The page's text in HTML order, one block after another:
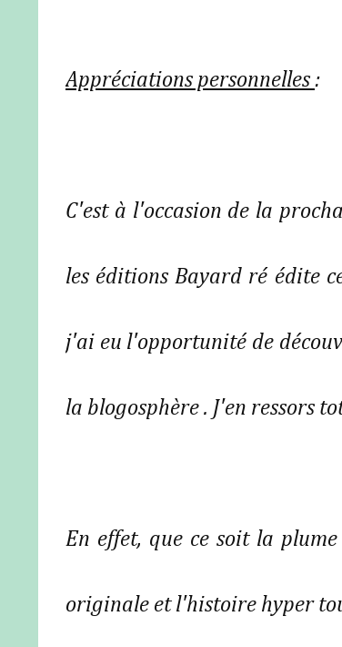
Appréciations personnelles :
C'est à l'occasion de la
les éditions Bayard ré édite
j'ai eu l'opportunité de
la blogosphère . J'en ressors
En effet, que ce soit la
originale et l'histoire hyper